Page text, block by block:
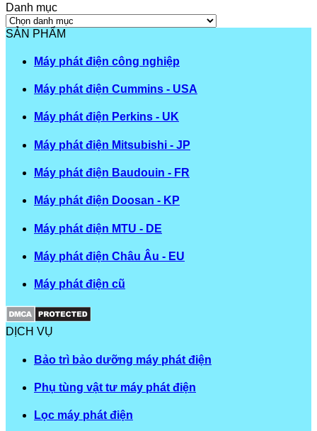
Danh mục
Danh
mục
SẢN PHẨM
Máy phát điện công nghiệp
Máy phát điện Cummins - USA
Máy phát điện Perkins - UK
Máy phát điện Mitsubishi - JP
Máy phát điện Baudouin - FR
Máy phát điện Doosan - KP
Máy phát điện MTU - DE
Máy phát điện Châu Âu - EU
Máy phát điện cũ
DỊCH VỤ
Bảo trì bảo dưỡng máy phát điện
Phụ tùng vật tư máy phát điện
Lọc máy phát điện